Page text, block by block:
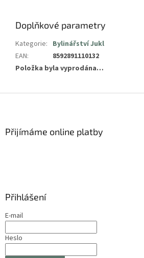
Doplňkové parametry
Kategorie: Bylinářství Jukl
EAN:
8592891110132
Položka byla vyprodána…
Přijímáme online platby
Přihlášení
E-mail
Heslo